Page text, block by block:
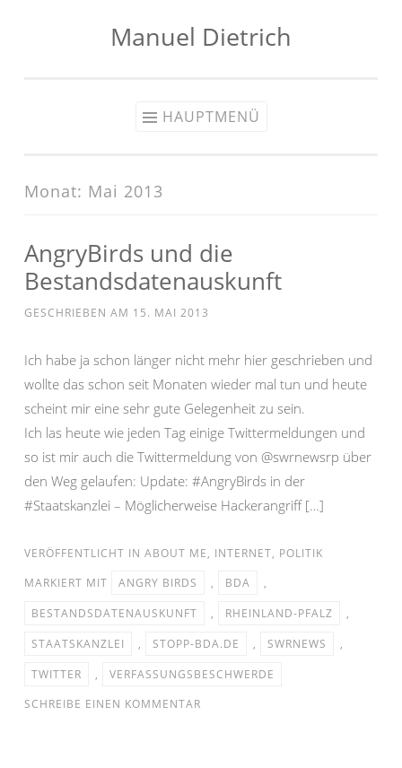
Manuel Dietrich
HAUPTMENÜ
Monat: Mai 2013
AngryBirds und die
Bestandsdatenauskunft
GESCHRIEBEN AM 15. MAI 2013
Ich habe ja schon länger nicht mehr hier geschrieben und
wollte das schon seit Monaten wieder mal tun und heute
scheint mir eine sehr gute Gelegenheit zu sein.
Ich las heute wie jeden Tag einige Twittermeldungen und
so ist mir auch die Twittermeldung von @swrnewsrp über
den Weg gelaufen: Update: #AngryBirds in der
#Staatskanzlei – Möglicherweise Hackerangriff […]
VERÖFFENTLICHT IN ABOUT ME, INTERNET, POLITIK
MARKIERT MIT
ANGRY BIRDS , BDA
,
BESTANDSDATENAUSKUNFT
, RHEINLAND-PFALZ
,
STAATSKANZLEI
, STOPP-BDA.DE , SWRNEWS
,
TWITTER
,
VERFASSUNGSBESCHWERDE
SCHREIBE EINEN KOMMENTAR